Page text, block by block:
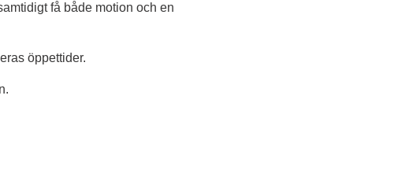
få både motion och en
öppettider.